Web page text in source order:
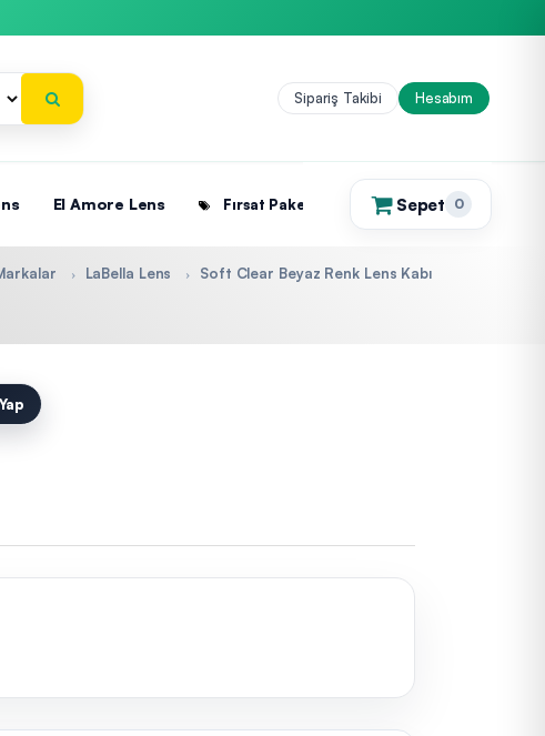
Sipariş Takibi Hesabım
El Amore Lens Fırsat Paketleri Sepet 0
(0)
LaBella Lens Soft Clear Beyaz Renk Lens Kabı